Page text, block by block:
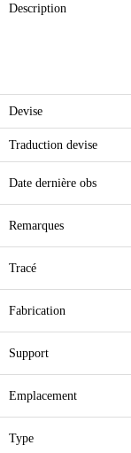
Description
Devise
Traduction devise
Date dernière obs
Remarques
Tracé
Fabrication
Support
Emplacement
Type